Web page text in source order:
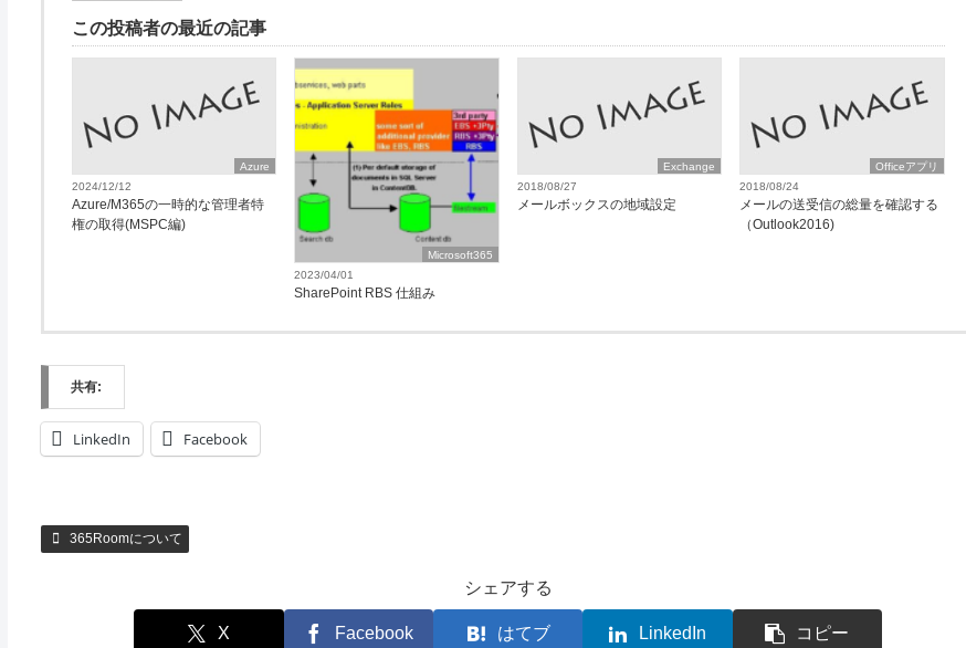
この投稿者の最近の記事
Azure
2024/12/12
Azure/M365の一時的な管理者特
権の取得(MSPC編)
Microsoft365
2023/04/01
SharePoint RBS 仕組み
Exchange
2018/08/27
メールボックスの地域設定
Officeアプリ
2018/08/24
メールの送受信の総量を確認する
（Outlook2016)
共有:
LinkedIn Facebook
365Roomについて
シェアする
X Facebook はてブ LinkedIn コピー